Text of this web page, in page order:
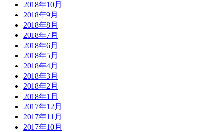
2018年10月
2018年9月
2018年8月
2018年7月
2018年6月
2018年5月
2018年4月
2018年3月
2018年2月
2018年1月
2017年12月
2017年11月
2017年10月